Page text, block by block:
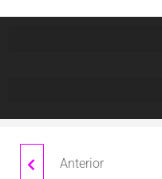
LIBRETA "LUIS"
Anterior